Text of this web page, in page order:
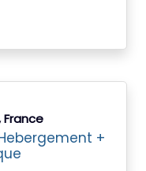
France
+